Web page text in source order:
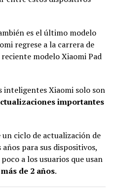
es el último modelo
regrese a la carrera de
modelo Xiaomi Pad
inteligentes Xiaomi solo son
importantes
ciclo de actualización de
para sus dispositivos,
a los usuarios que usan
de 2 años.